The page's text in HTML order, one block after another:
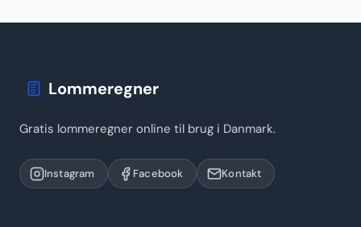
Lommeregner
Gratis lommeregner online til brug i Danmark.
Instagram Facebook Kontakt